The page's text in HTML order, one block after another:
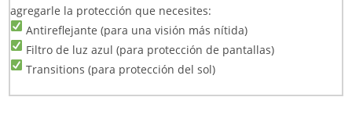
agregarle la protección que necesites:
Antireflejante (para una visión más nítida)
Filtro de luz azul (para protección de pantallas)
Transitions (para protección del sol)